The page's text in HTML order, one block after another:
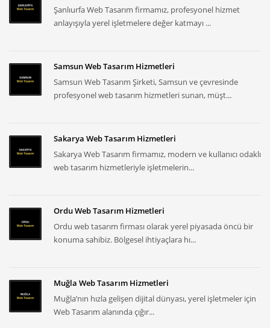
Şanlıurfa Web Tasarım firmamız, profesyonel hizmet
anlayışıyla yerel işletmelere değer katmayı ...
Samsun Web Tasarım Hizmetleri
Samsun Web Tasarım Şirketi, Samsun ve çevresinde
profesyonel web tasarım hizmetleri sunan, müşt...
Sakarya Web Tasarım Hizmetleri
Sakarya Web Tasarım firmamız, modern ve kullanıcı odaklı
web tasarım hizmetleriyle işletmelerin...
Ordu Web Tasarım Hizmetleri
Ordu web tasarım firması olarak yerel piyasada öncü bir
konuma sahibiz. Bölgesel ihtiyaçlara hı...
Muğla Web Tasarım Hizmetleri
Muğla’nın hızla gelişen dijital dünyası, yerel işletmeler için
Web Tasarım alanında çığır...